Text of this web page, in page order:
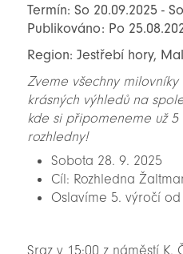
Termín: So 20.09.2025 -
Publikováno: Po
Region: Jestřebí hory,
Zveme všechny
krásných výhledů na
kde si připomeneme už
rozhledny!
Sobota 28. 9. 2025
Cíl: Rozhledna
Oslavíme 5. výročí
Sraz v 15:00 z náměstí K.